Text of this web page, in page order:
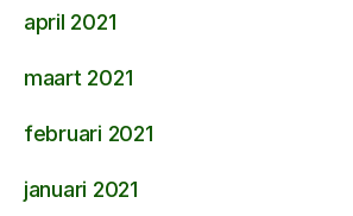
april 2021
maart 2021
februari 2021
januari 2021